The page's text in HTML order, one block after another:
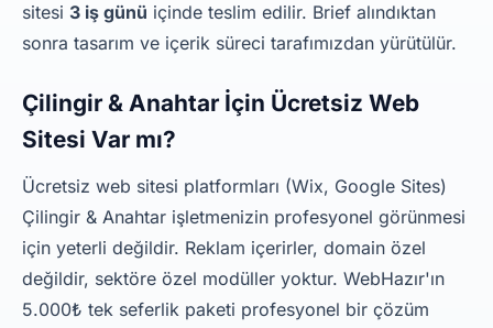
sitesi 3 iş günü içinde teslim edilir. Brief alındıktan
sonra tasarım ve içerik süreci tarafımızdan yürütülür.
Çilingir & Anahtar İçin Ücretsiz Web
Sitesi Var mı?
Ücretsiz web sitesi platformları (Wix, Google Sites)
Çilingir & Anahtar işletmenizin profesyonel görünmesi
için yeterli değildir. Reklam içerirler, domain özel
değildir, sektöre özel modüller yoktur. WebHazır'ın
5.000₺ tek seferlik paketi profesyonel bir çözüm